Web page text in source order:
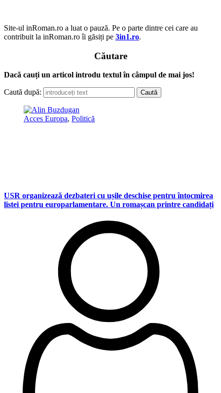
Site-ul inRoman.ro a luat o pauză. Pe o parte dintre cei care au
contribuit la inRoman.ro îi găsiți pe 3in1.ro.
Căutare
Dacă cauți un articol introdu textul în câmpul de mai jos!
Caută după:
Acces Europa, Politică
USR organizează dezbateri cu ușile deschise pentru întocmirea
listei pentru europarlamentare. Un romașcan printre candidați